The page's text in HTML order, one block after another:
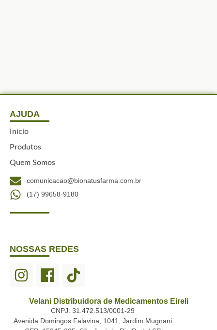
AJUDA
Início
Produtos
Quem Somos
comunicacao@bionatusfarma.com.br
(17) 99658-9180
NOSSAS REDES
Velani Distribuidora de Medicamentos Eireli
CNPJ: 31.472.513/0001-29
Avenida Domingos Falavina, 1041, Jardim Mugnani